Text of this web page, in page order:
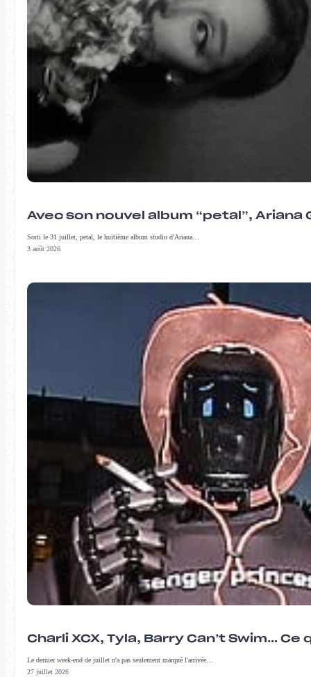
Avec son nouvel album “petal”,
Sorti le 31 juillet, petal, le huitième album studio d'Ariana…
3 août 2026
Charli XCX, Tyla, Barry Can’t Swim…
Le dernier week-end de juillet n'a pas seulement marqué l'arrivée…
27 juillet 2026